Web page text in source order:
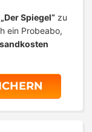
Spiegel“ zu
ein Probeabo,